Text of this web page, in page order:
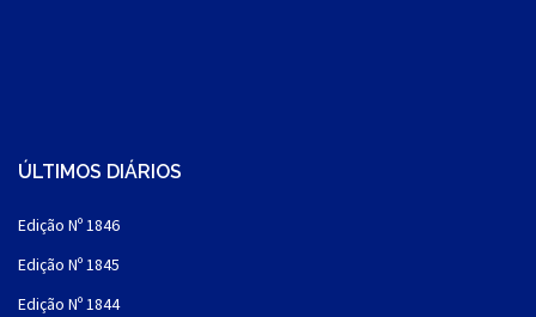
ÚLTIMOS DIÁRIOS
Edição Nº 1846
Edição Nº 1845
Edição Nº 1844